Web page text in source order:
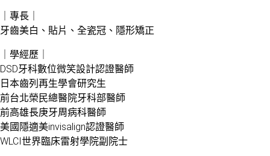
｜專長｜
牙齒美白、貼片、全瓷冠、隱形矯正
｜學經歷｜
DSD牙科數位微笑設計認證醫師
日本齒列再生學會研究生
前台北榮民總醫院牙科部醫師
前高雄長庚牙周病科醫師
美國隱適美invisalign認證醫師
WLCI世界臨床雷射學院副院士